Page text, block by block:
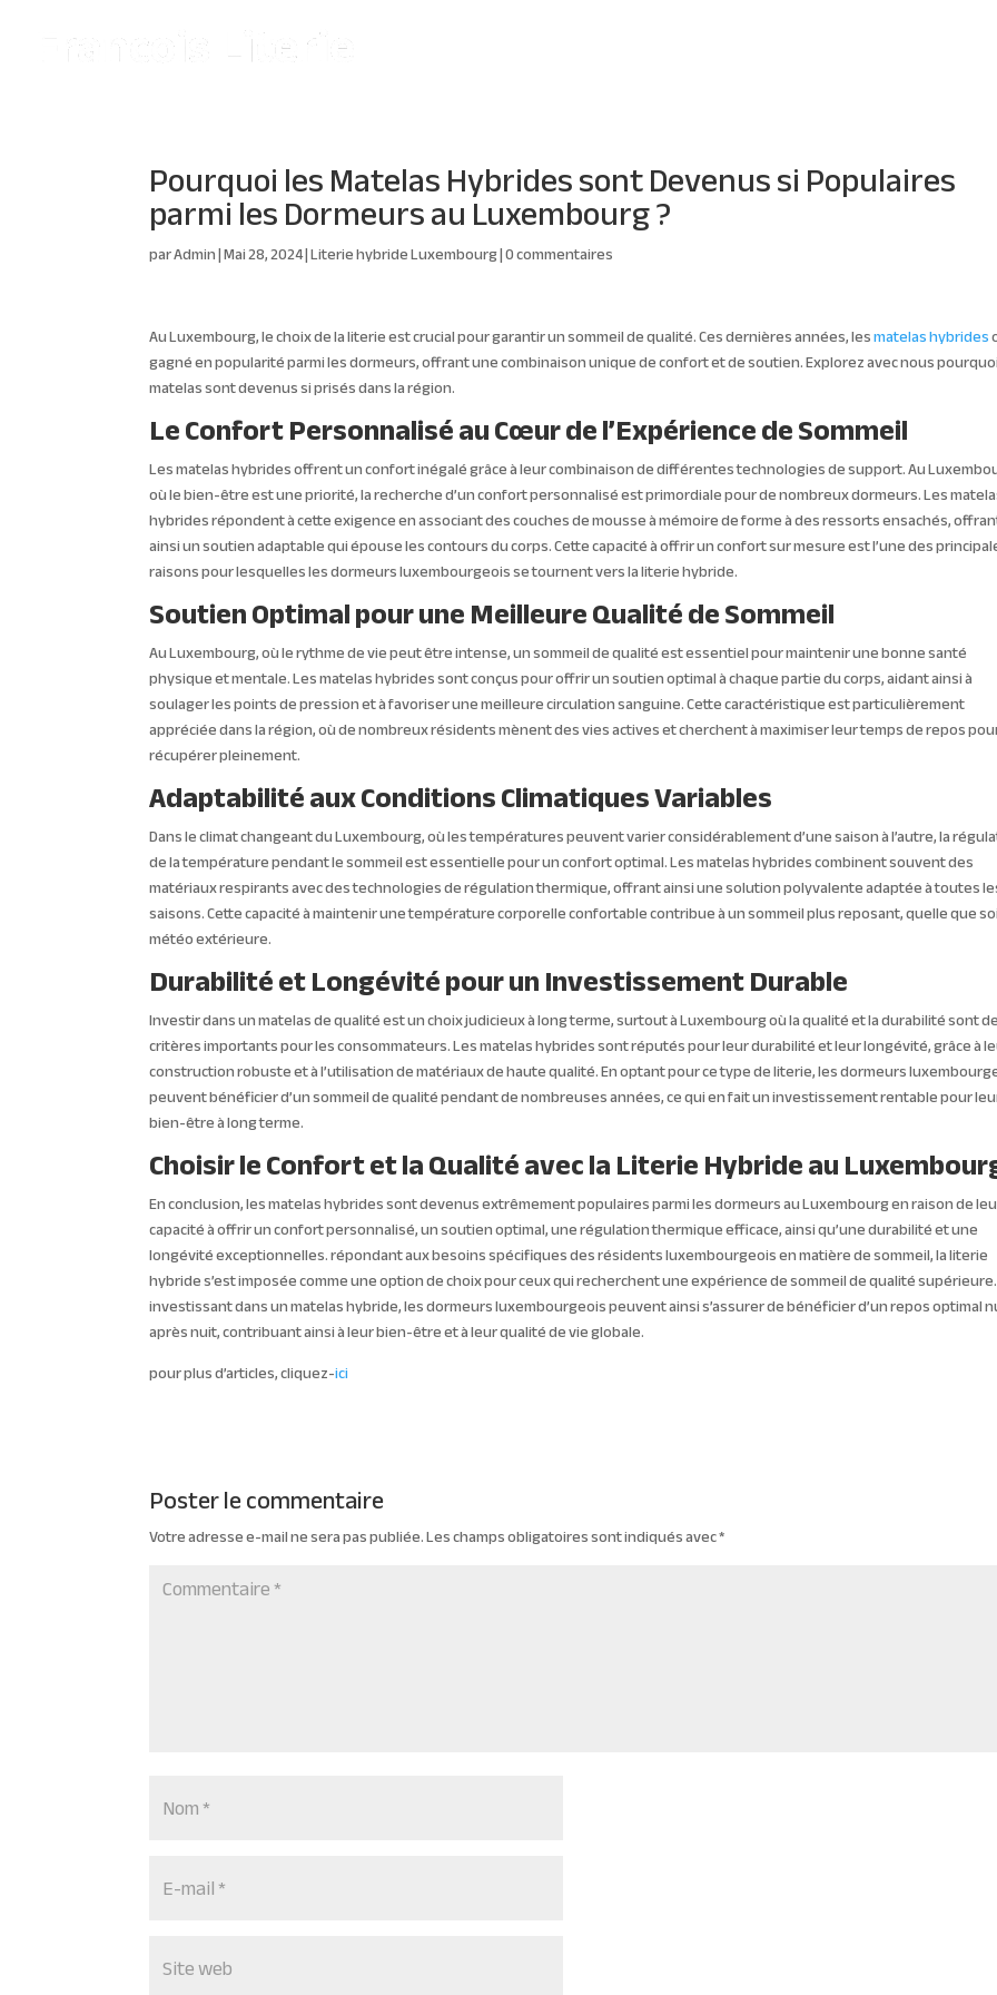
Pourquoi les Matelas Hybrides sont Devenus si Populaires
parmi les Dormeurs au Luxembourg ?
parAdmin|Mai 28, 2024|Literie hybride Luxembourg|0 commentaires
Au Luxembourg, le choix de la literie est crucial pour garantir un sommeil de qualité. Ces dernières années, lesmatelas hybrides
gagné en popularité parmi les dormeurs, offrant une combinaison unique de confort et de soutien. Explorez avec nous
matelas sont devenus si prisés dans la région.
Le Confort Personnalisé au Cœur de l’Expérience de Sommeil
Les matelas hybrides offrent un confort inégalé grâce à leur combinaison de différentes technologies de support. Au
où le bien-être est une priorité, la recherche d’un confort personnalisé est primordiale pour de nombreux dormeurs. Les
hybrides répondent à cette exigence en associant des couches de mousse à mémoire de forme à des ressorts ensachés,
ainsi un soutien adaptable qui épouse les contours du corps. Cette capacité à offrir un confort sur mesure est l’une des
raisons pour lesquelles les dormeurs luxembourgeois se tournent vers la literie hybride.
Soutien Optimal pour une Meilleure Qualité de Sommeil
Au Luxembourg, où le rythme de vie peut être intense, un sommeil de qualité est essentiel pour maintenir une bonne santé
physique et mentale. Les matelas hybrides sont conçus pour offrir un soutien optimal à chaque partie du corps, aidant ainsi à
soulager les points de pression et à favoriser une meilleure circulation sanguine. Cette caractéristique est particulièrement
appréciée dans la région, où de nombreux résidents mènent des vies actives et cherchent à maximiser leur temps de repos
récupérer pleinement.
Adaptabilité aux Conditions Climatiques Variables
Dans le climat changeant du Luxembourg, où les températures peuvent varier considérablement d’une saison à l’autre, la
de la température pendant le sommeil est essentielle pour un confort optimal. Les matelas hybrides combinent souvent des
matériaux respirants avec des technologies de régulation thermique, offrant ainsi une solution polyvalente adaptée à toutes
saisons. Cette capacité à maintenir une température corporelle confortable contribue à un sommeil plus reposant, quelle que
météo extérieure.
Durabilité et Longévité pour un Investissement Durable
Investir dans un matelas de qualité est un choix judicieux à long terme, surtout à Luxembourg où la qualité et la durabilité sont
critères importants pour les consommateurs. Les matelas hybrides sont réputés pour leur durabilité et leur longévité, grâce à
construction robuste et à l’utilisation de matériaux de haute qualité. En optant pour ce type de literie, les dormeurs
peuvent bénéficier d’un sommeil de qualité pendant de nombreuses années, ce qui en fait un investissement rentable pour
bien-être à long terme.
Choisir le Confort et la Qualité avec la Literie Hybride au
En conclusion, les matelas hybrides sont devenus extrêmement populaires parmi les dormeurs au Luxembourg en raison de
capacité à offrir un confort personnalisé, un soutien optimal, une régulation thermique efficace, ainsi qu’une durabilité et une
longévité exceptionnelles. répondant aux besoins spécifiques des résidents luxembourgeois en matière de sommeil, la literie
hybride s’est imposée comme une option de choix pour ceux qui recherchent une expérience de sommeil de qualité
investissant dans un matelas hybride, les dormeurs luxembourgeois peuvent ainsi s’assurer de bénéficier d’un repos optimal
après nuit, contribuant ainsi à leur bien-être et à leur qualité de vie globale.
pour plus d’articles, cliquez-ici
Poster le commentaire
Votre adresse e-mail ne sera pas publiée.Les champs obligatoires sont indiqués avec*